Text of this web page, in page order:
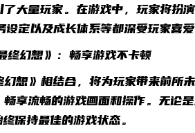
大量玩家。在游戏中，玩家将扮
设定以及成长体系等都深受玩家喜
终幻想》：畅享游戏不卡顿
想》相结合，将为玩家带来前所
享流畅的游戏画面和操作。无论
保持最佳的游戏状态。